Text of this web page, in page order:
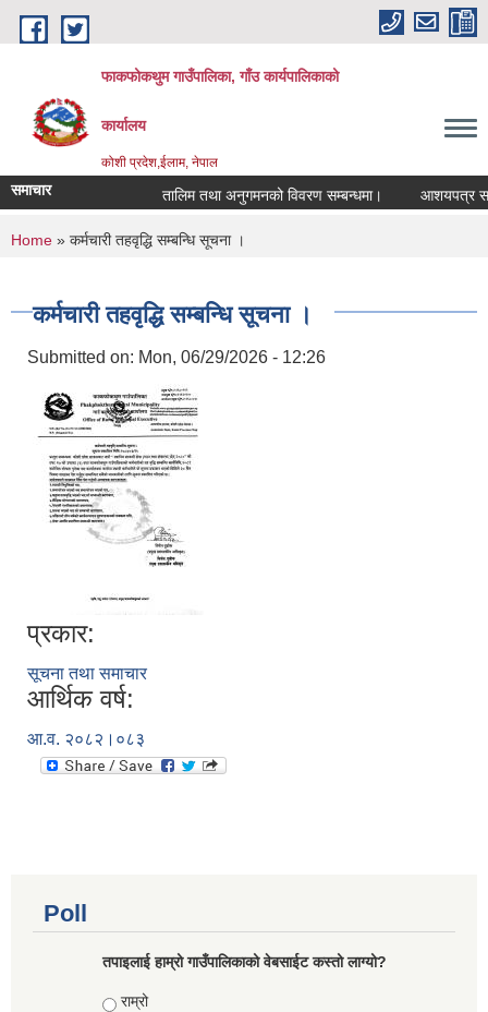
Skip to main content
फाकफोकथुम गाउँपालिका, गाँउ कार्यपालिकाको
कार्यालय
कोशी प्रदेश,ईलाम, नेपाल
समाचार तालिम तथा अनुगमनको विवरण सम्बन्धमा। आशयपत्र
You are here
Home » कर्मचारी तहवृद्धि सम्बन्धि सूचना ।
कर्मचारी तहवृद्धि सम्बन्धि सूचना ।
Submitted on: Mon, 06/29/2026 - 12:26
प्रकार:
सूचना तथा समाचार
आर्थिक वर्ष:
आ.व. २०८२।०८३
Poll
तपाइलाई हाम्रो गाउँपालिकाको वेबसाईट कस्तो लाग्यो?
Choices
राम्रो